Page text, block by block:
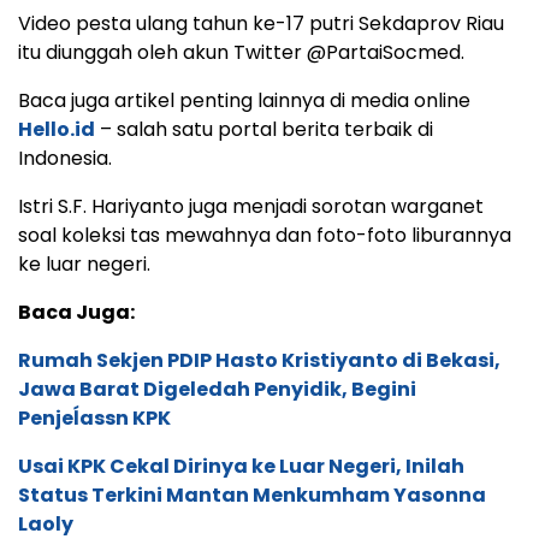
Istri S.F. Hariyanto juga menjadi sorotan warganet
soal koleksi tas mewahnya dan foto-foto liburannya
ke luar negeri.
Baca Juga:
Rumah Sekjen PDIP Hasto Kristiyanto di Bekasi,
Jawa Barat Digeledah Penyidik, Begini
Penjeĺassn KPK
Usai KPK Cekal Dirinya ke Luar Negeri, Inilah
Status Terkini Mantan Menkumham Yasonna
Laoly
Terkait Kasus Penyuapan dan Obstruction of
Justice, Sekjen PDIP Hasto Kristiyanto Diperiksa
KPK Hari Ini
Hal tersebut mendorong KPK untuk melayangkan